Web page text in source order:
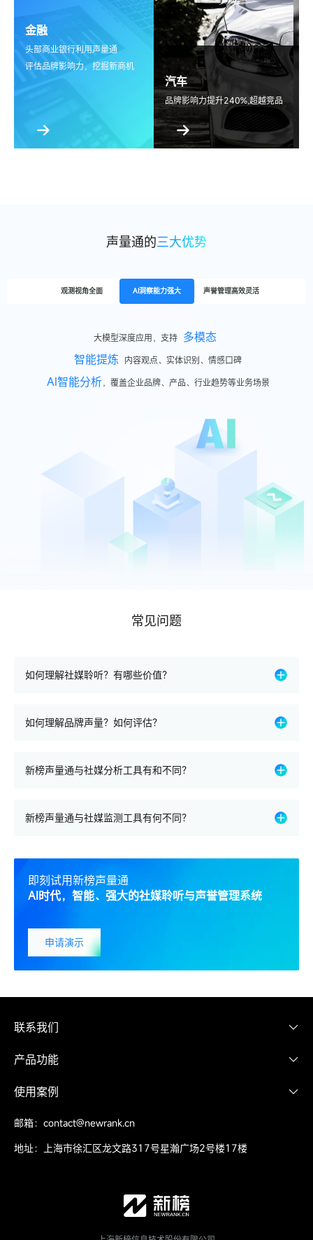
金融
头部商业银行利用声量通
评估品牌影响力，挖掘新商机
汽车
品牌影响力提升240%,超越竞品
声量通的三大优势
观测视角全面 AI洞察能力强大 声誉管理高效灵活
传播互动 持续追踪，不错过任何爆点
发布者全量关注，解读 发声动机
商业化信息全面分析，解析 营销机遇
大模型深度应用，支持 多模态
智能提炼
内容观点、实体识别、情感口碑
AI智能分析，覆盖企业品牌、产品、行业趋势等业务场景
正负面舆情，智能标注关键内容
常见问题
如何理解社媒聆听？有哪些价值？
体平台上的内容、提及情况和互动来洞察公众的意见、情感
新榜声量通可以帮助品牌了解消费者对品牌形象、品牌价值
观以及品牌旗下产品的看法，或者在企业面临危机事件时，
者的需求、喜好、购买意向等信息，为新产品开发、市场细
如何理解品牌声量？如何评估？
和影响力。它是衡量品牌信息在各种渠道中被提及、讨论和
基于品牌提及数、品牌传播
量、SOV、搜索热度等指标综合判断自己的声量，同时还可
新榜声量通与社媒分析工具有和不同？
还具备强大的分析能力和数据能力，帮助品牌不错过社媒上
榜声量通能分析7大社媒平台的内容，
广、更深;
面，覆盖图文、视频、文本和评论
· 传统舆情工具无法查询品牌影响力，新榜声量通能
的管理;
点击了解更多
新榜声量通与社媒监测工具有何不同？
绪，这种更深层次的洞察力有助于进行积极主动的战略调
整。
即刻试用新榜声量通
AI时代，智能、强大的社媒聆听与声誉管理系统
申请演示
联系我们
邮箱：contact@newrank.cn
地址：上海市徐汇区龙文路317号星瀚广场2号楼17楼
产品功能
测声量
听声音
洞察品牌、用户、和竞争对手
管声誉
预警负面舆情，加强正面推广
使用案例
品牌分析
口碑营销
邮箱：contact@newrank.cn
地址：上海市徐汇区龙文路317号星瀚广场2号楼17楼